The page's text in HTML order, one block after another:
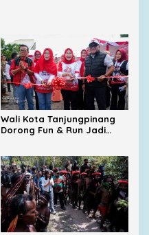
Wali Kota Tanjungpinang
Dorong Fun & Run Jadi